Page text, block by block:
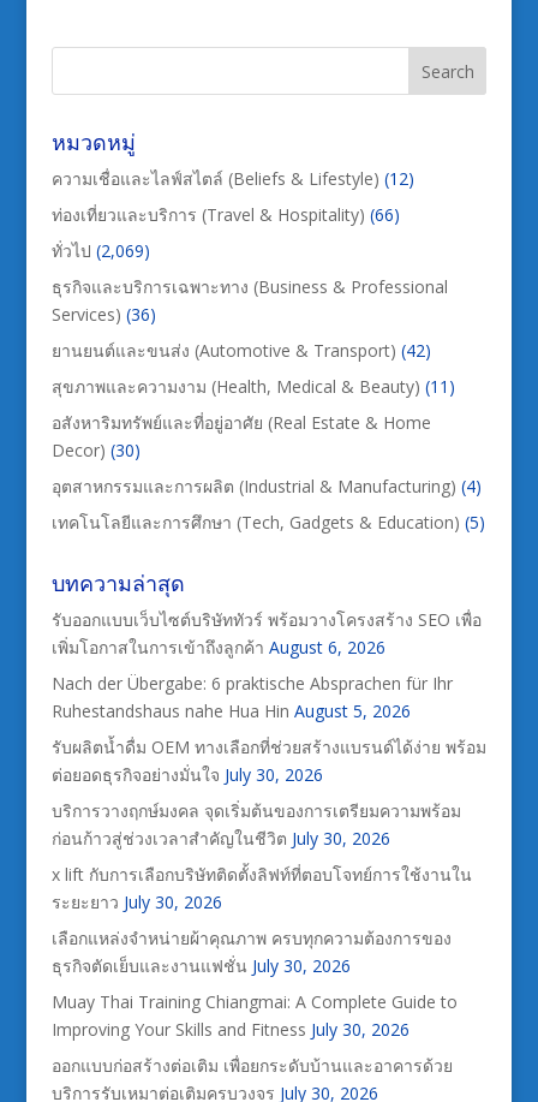
หมวดหมู่
ความเชื่อและไลฟ์สไตล์ (Beliefs & Lifestyle) (12)
ท่องเที่ยวและบริการ (Travel & Hospitality) (66)
ทั่วไป (2,069)
ธุรกิจและบริการเฉพาะทาง (Business & Professional
Services) (36)
ยานยนต์และขนส่ง (Automotive & Transport) (42)
สุขภาพและความงาม (Health, Medical & Beauty) (11)
อสังหาริมทรัพย์และที่อยู่อาศัย (Real Estate & Home
Decor) (30)
อุตสาหกรรมและการผลิต (Industrial & Manufacturing) (4)
เทคโนโลยีและการศึกษา (Tech, Gadgets & Education) (5)
บทความล่าสุด
รับออกแบบเว็บไซต์บริษัททัวร์ พร้อมวางโครงสร้าง SEO เพื่อ
เพิ่มโอกาสในการเข้าถึงลูกค้า August 6, 2026
Nach der Übergabe: 6 praktische Absprachen für Ihr
Ruhestandshaus nahe Hua Hin August 5, 2026
รับผลิตน้ำดื่ม OEM ทางเลือกที่ช่วยสร้างแบรนด์ได้ง่าย พร้อม
ต่อยอดธุรกิจอย่างมั่นใจ July 30, 2026
บริการวางฤกษ์มงคล จุดเริ่มต้นของการเตรียมความพร้อม
ก่อนก้าวสู่ช่วงเวลาสำคัญในชีวิต July 30, 2026
x lift กับการเลือกบริษัทติดตั้งลิฟท์ที่ตอบโจทย์การใช้งานใน
ระยะยาว July 30, 2026
เลือกแหล่งจำหน่ายผ้าคุณภาพ ครบทุกความต้องการของ
ธุรกิจตัดเย็บและงานแฟชั่น July 30, 2026
Muay Thai Training Chiangmai: A Complete Guide to
Improving Your Skills and Fitness July 30, 2026
ออกแบบก่อสร้างต่อเติม เพื่อยกระดับบ้านและอาคารด้วย
บริการรับเหมาต่อเติมครบวงจร July 30, 2026